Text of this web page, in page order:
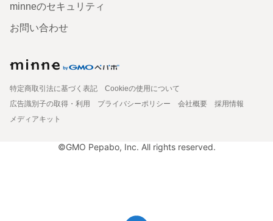
minneのセキュリティ
お問い合わせ
特定商取引法に基づく表記
Cookieの使用について
広告識別子の取得・利用
プライバシーポリシー 会社概要
採用情報
メディアキット
©GMO Pepabo, Inc. All rights reserved.